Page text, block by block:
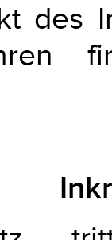
des